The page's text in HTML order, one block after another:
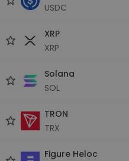
USDC
XRP
XRP
Solana
SOL
TRON
TRX
Figure Heloc